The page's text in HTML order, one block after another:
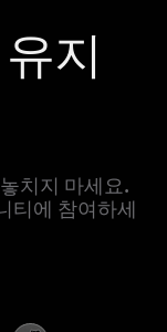
지
치지 마세요.
티에 참여하세